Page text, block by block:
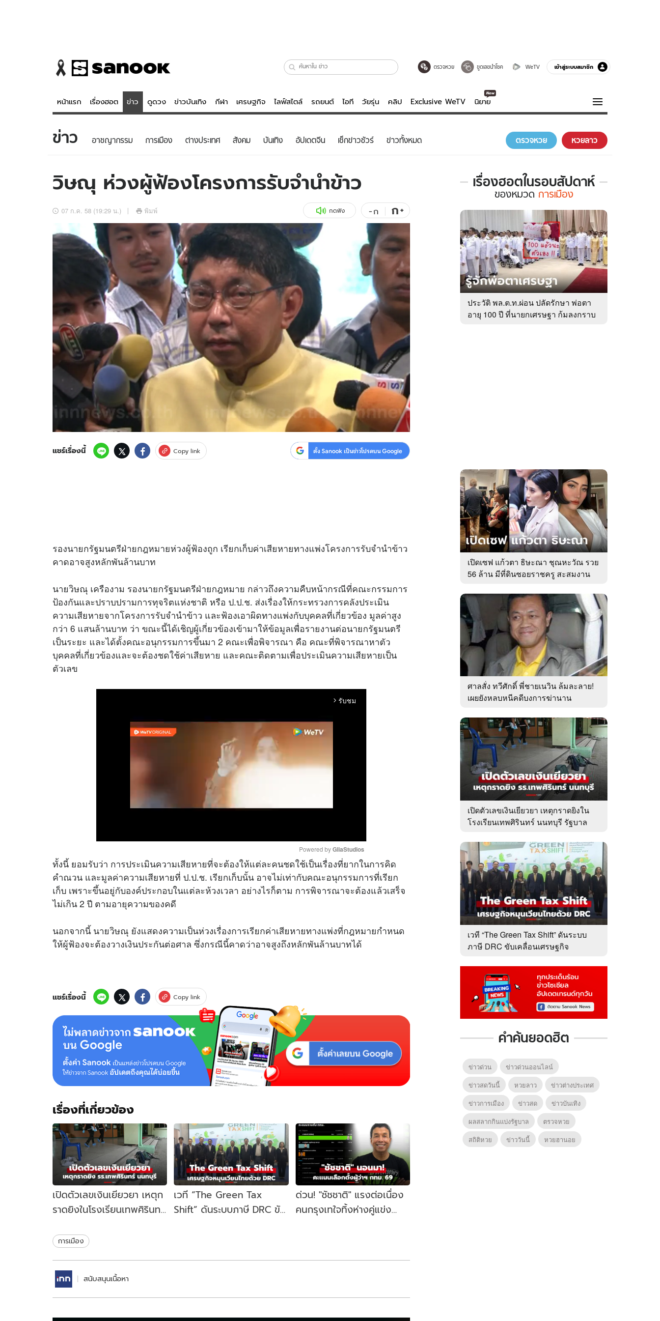
ตรวจหวย ขูดเลขนำโชค WeTV เข้าสู่ระบบสมาชิก
หน้าแรก เรื่องฮอต ข่าว ดูดวง ข่าวบันเทิง กีฬา เศรษฐกิจ ไลฟ์สไตล์ รถยนต์ ไอที วัยรุ่น คลิป Exclusive WeTV นิยาย
ข่าว
ข่าวบันเทิง
อัปเดตจีน
เช็กข่าวชัวร์
ดูดวง - ตรวจหวย
สถิติหวยไทย
ไลฟ์สไตล์
วัยรุ่น
รถยนต์
สุขภาพ
เที่ยว-กิน
Tasteful Thailand
Sanook Choice
บันเทิงครบรส
คลิป
พอดแคสต์
ดูทีวี
WeTV
Exclusive WeTV
นิยาย
ความรู้รอบตัว
ฮาวทู
ดาวน์โหลดสนุกแอปฟรี ติดตามสนุกโซเชียลได้ที่
สงวนลิขสิทธิ์ ©2569บริษัท อิมเมจ ฟิวเจอร์ (ประเทศไทย) จำกัด
ข่าว อาชญากรรม การเมือง ต่างประเทศ สังคม บันเทิง อัปเดตจีน เช็กข่าวชัวร์ ข่าวทั้งหมด ตรวจหวย หวยลาว
วิษณุ ห่วงผู้ฟ้องโครงการรับจำนำข้าว
07 ก.ค. 58 (19:29 น.) พิมพ์ กดฟัง -ก ก+
แชร์เรื่องนี้ Copy link ตั้ง Sanook เป็นข่าวโปรดบน Google
รองนายกรัฐมนตรีฝ่ายกฎหมายห่วงผู้ฟ้องถูก เรียกเก็บค่าเสียหายทางแพ่งโครงการรับจำนำข้าว
คาดอาจสูงหลักพันล้านบาท
นายวิษณุ เครืองาม รองนายกรัฐมนตรีฝ่ายกฎหมาย กล่าวถึงความคืบหน้ากรณีที่คณะกรรมการ
ป้องกันและปราบปรามการทุจริตแห่งชาติ หรือ ป.ป.ช. ส่งเรื่องให้กระทรวงการคลังประเมิน
ความเสียหายจากโครงการรับจำนำข้าว และฟ้องเอาผิดทางแพ่งกับบุคคลที่เกี่ยวข้อง มูลค่าสูง
กว่า 6 แสนล้านบาท ว่า ขณะนี้ได้เชิญผู้เกี่ยวข้องเข้ามาให้ข้อมูลเพื่อรายงานต่อนายกรัฐมนตรี
เป็นระยะ และได้ตั้งคณะอนุกรรมการขึ้นมา 2 คณะเพื่อพิจารณา คือ คณะที่พิจารณาหาตัว
บุคคลที่เกี่ยวข้องและจะต้องชดใช้ค่าเสียหาย และคณะติดตามเพื่อประเมินความเสียหายเป็น
ตัวเลข
arrow_forward_ios รับชม
M
u
Powered by GliaStudios
ทั้งนี้ ยอมรับว่า การประเมินความเสียหายที่จะต้องให้แต่ละคนชดใช้เป็นเรื่องที่ยากในการคิด
คำณวน และมูลค่าความเสียหายที่ ป.ป.ช. เรียกเก็บนั้น อาจไม่เท่ากับคณะอนุกรรมการที่เรียก
เก็บ เพราะขึ้นอยู่กับองค์ประกอบในแต่ละห้วงเวลา อย่างไรก็ตาม การพิจารณาจะต้องแล้วเสร็จ
ไม่เกิน 2 ปี ตามอายุความของคดี
นอกจากนี้ นายวิษณุ ยังแสดงความเป็นห่วงเรื่องการเรียกค่าเสียหายทางแพ่งที่กฎหมายกำหนด
ให้ผู้ฟ้องจะต้องวางเงินประกันต่อศาล ซึ่งกรณีนี้คาดว่าอาจสูงถึงหลักพันล้านบาทได้
แชร์เรื่องนี้ Copy link
เรื่องที่เกี่ยวข้อง
เปิดตัวเลขเงินเยียวยา เหตุก
ราดยิงในโรงเรียนเทพศิรินทร์
เวที “The Green Tax
Shift” ดันระบบภาษี DRC ขับ
ด่วน! "ชัชชาติ" แรงต่อเนื่อง
คนกรุงเทใจทิ้งห่างคู่แข่ง
การเมือง
สนับสนุนเนื้อหา
เรื่องฮอตในรอบสัปดาห์
เรื่อง
ใน
สัปดาห์
ของ
หมวด
การเมือง
ของหมวด การเมือง
ประวัติ พล.ต.ท.ผ่อน ปลัดรักษา พ่อตา
อายุ 100 ปี ที่นายกเศรษฐา ก้มลงกราบ
เปิดเซฟ แก้วตา ธิษะณา ชุณหะวัณ รวย
56 ล้าน มีที่ดินซอยราชครู สะสมงาน
ศาลสั่ง ทวีศักดิ์ พี่ชายเนวิน ล้มละลาย!
เผยยังหลบหนีคดีบงการฆ่านาน
เปิดตัวเลขเงินเยียวยา เหตุกราดยิงใน
โรงเรียนเทพศิรินทร์ นนทบุรี รัฐบาล
เวที “The Green Tax Shift” ดันระบบ
ภาษี DRC ขับเคลื่อนเศรษฐกิจ
คำค้นยอดฮิต
ข่าวด่วน
ข่าวด่วนออนไลน์
ข่าวสดวันนี้
หวยลาว
ข่าวต่างประเทศ
ข่าวการเมือง
ข่าวสด
ข่าวบันเทิง
ผลสลากกินแบ่งรัฐบาล
ตรวจหวย
สถิติหวย
ข่าววันนี้ หวยฮานอย